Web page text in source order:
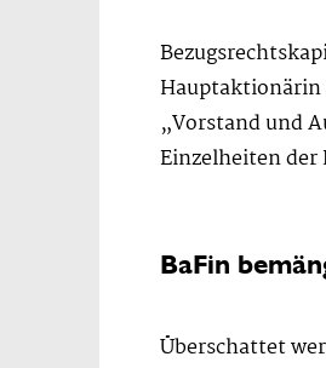
Hauptaktionärin
„Vorstand und
Einzelheiten der
BaFin
Überschattet